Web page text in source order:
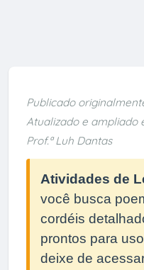
Publicado
Atualizado e ampliado
Prof.ª Luh Dantas
Atividades de
você busca
cordéis
prontos para
deixe de